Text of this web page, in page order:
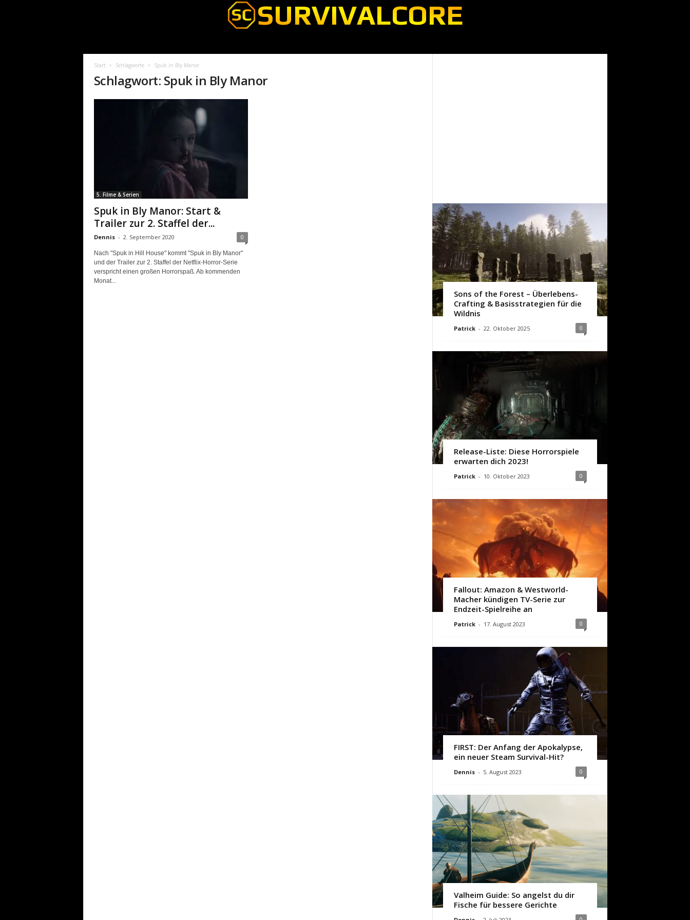
r
Start Schlagworte Spuk in Bly Manor
Schlagwort: Spuk in Bly Manor
5. Filme & Serien
Spuk in Bly Manor: Start &
Trailer zur 2. Staffel der...
Dennis - 2. September 2020 0
Nach "Spuk in Hill House" kommt "Spuk in Bly Manor"
und der Trailer zur 2. Staffel der Netflix-Horror-Serie
verspricht einen großen Horrorspaß. Ab kommenden
Monat...
Sons of the Forest – Überlebens-
Crafting & Basisstrategien für die
Wildnis
Patrick - 22. Oktober 2025 0
Release-Liste: Diese Horrorspiele
erwarten dich 2023!
Patrick - 10. Oktober 2023 0
Fallout: Amazon & Westworld-
Macher kündigen TV-Serie zur
Endzeit-Spielreihe an
Patrick - 17. August 2023 0
FIRST: Der Anfang der Apokalypse,
ein neuer Steam Survival-Hit?
Dennis - 5. August 2023 0
Valheim Guide: So angelst du dir
Fische für bessere Gerichte